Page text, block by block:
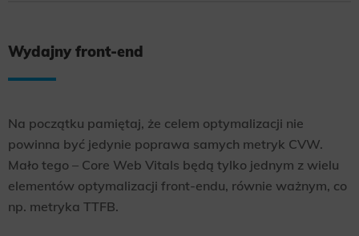
Wydajny front-end
Na początku pamiętaj, że celem optymalizacji nie
powinna być jedynie poprawa samych metryk CVW.
Mało tego – Core Web Vitals będą tylko jednym z wielu
elementów optymalizacji front-endu, równie ważnym, co
np. metryka TTFB.